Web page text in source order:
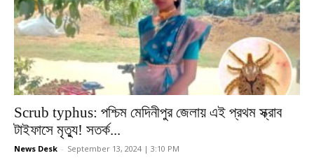
Scrub typhus: পশ্চিম মেদিনীপুর জেলায় এই প্রথম স্ক্রাব
টাইফাসে মৃত্যু! সতর্ক...
News Desk - September 13, 2024 | 3:10 PM